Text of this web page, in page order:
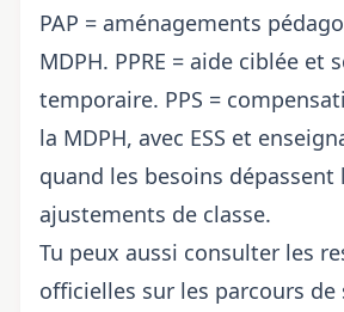
PAP = aménagements
MDPH. PPRE = aide ciblée et
temporaire. PPS =
la MDPH, avec ESS et
quand les besoins dépassent
ajustements de classe.
Tu peux aussi consulter les
officielles sur les parcours